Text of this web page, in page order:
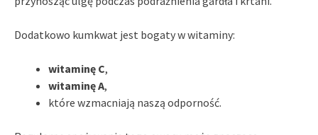
Dodatkowo kumkwat jest bogaty w witaminy:
witaminę C,
witaminę A,
które wzmacniają naszą odporność.